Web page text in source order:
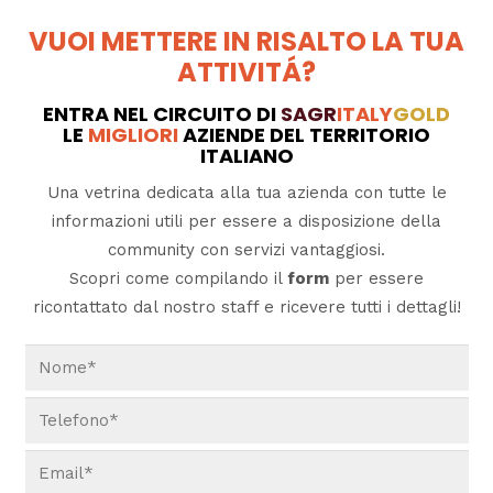
VUOI METTERE IN RISALTO LA TUA
ATTIVITÁ?
ENTRA NEL CIRCUITO DI SAGRITALYGOLD
LE MIGLIORIAZIENDE DEL TERRITORIO
ITALIANO
Una vetrina dedicata alla tua azienda con tutte le
informazioni utili per essere a disposizione della
community con servizi vantaggiosi.
Scopri come compilando il form per essere
ricontattato dal nostro staff e ricevere tutti i dettagli!